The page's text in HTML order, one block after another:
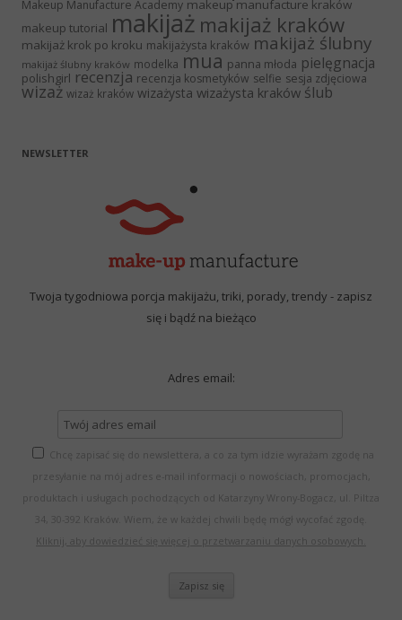
Makeup Manufacture Academy makeup manufacture kraków
makeup tutorial makijaż makijaż kraków
makijaż krok po kroku makijażysta kraków makijaż ślubny
makijaż ślubny kraków modelka mua panna młoda pielęgnacja
polishgirl recenzja recenzja kosmetyków selfie sesja zdjęciowa
wizaż wizaż kraków wizażysta wizażysta kraków ślub
NEWSLETTER
Twoja tygodniowa porcja makijażu, triki, porady, trendy - zapisz
się i bądź na bieżąco
Adres email:
Chcę zapisać się do newslettera, a co za tym idzie wyrażam zgodę na
przesyłanie na mój adres e-mail informacji o nowościach, promocjach,
produktach i usługach pochodzących od Katarzyny Wrony-Bogacz, ul. Piltza
34, 30-392 Kraków. Wiem, że w każdej chwili będę mógł wycofać zgodę.
Kliknij, aby dowiedzieć się więcej o przetwarzaniu danych osobowych.